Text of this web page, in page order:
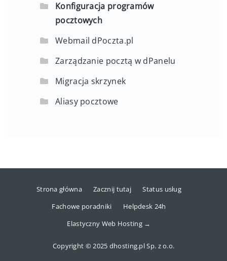
Konfiguracja programów
pocztowych
Webmail dPoczta.pl
Zarządzanie pocztą w dPanelu
Migracja skrzynek
Aliasy pocztowe
Strona główna Zacznij tutaj
Status usług
Fachowe poradniki
Helpdesk 24h
Elastyczny Web Hosting →
Copyright © 2025 dhosting.pl Sp. z o.o.